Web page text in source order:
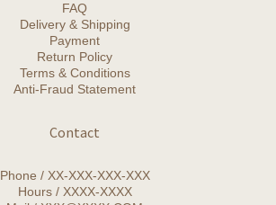
FAQ
Delivery & Shipping
Payment
Return Policy
Terms & Conditions
Anti-Fraud Statement
Contact
Phone / XX-XXX-XXX-XXX
Hours / XXXX-XXXX